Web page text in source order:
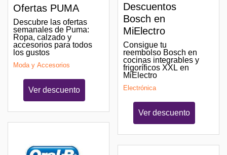
Ofertas PUMA
Descubre las ofertas
semanales de Puma:
Ropa, calzado y
accesorios para todos
los gustos
Moda y Accesorios
Ver descuento
Descuentos
Bosch en
MiElectro
Consigue tu
reembolso Bosch en
cocinas integrables y
frigoríficos XXL en
MiElectro
Electrónica
Ver descuento